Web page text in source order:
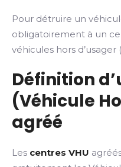
Pour détruire un
obligatoirement à un
véhicules hors
Définition
(Véhicule
agréé
Les centres VHU